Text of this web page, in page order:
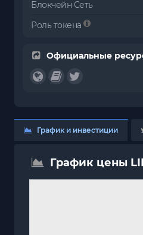
Блокчейн Сеть
Роль токена
Официальные
График и инвестиции
График цены